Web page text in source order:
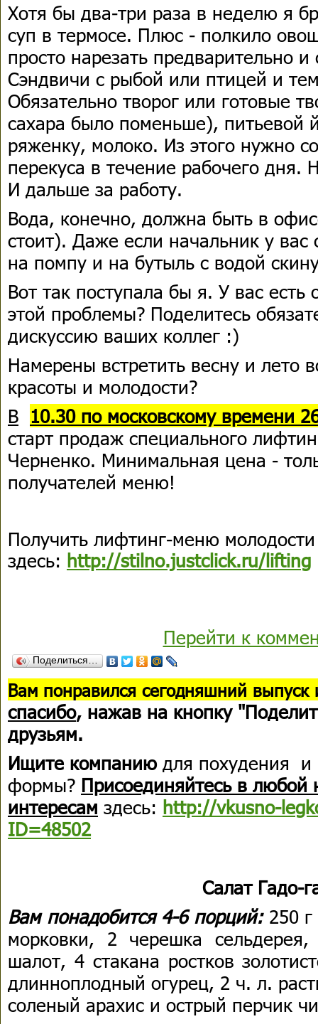
Хотя бы два-три раза в неделю я
суп в термосе. Плюс - полкило
просто нарезать предварительно
Сэндвичи с рыбой или птицей и
Обязательно творог или готовые
сахара было поменьше), питьевой
ряженку, молоко. Из этого нужно
перекуса в течение рабочего
И дальше за работу.
Вода, конечно, должна быть в
стоит). Даже если начальник у
на помпу и на бутыль с водой
Вот так поступала бы я. У вас
этой проблемы? Поделитесь
дискуссию ваших коллег :)
Намерены встретить весну и лето
красоты и молодости?
В 10.30 по московскому времени
старт продаж специального
Черненко. Минимальная цена -
получателей меню!
Получить лифтинг-меню молодости
здесь: http://stilno.justclick.ru/lifting
Перейти к
Поделиться…
Вам понравился сегодняшний выпуск
спасибо, нажав на кнопку
друзьям.
Ищите компаниюдля похудения и
формы? Присоединяйтесь в
интересам здесь: http://vkusno-
ID=48502
Салат Гадо-
Вам понадобится 4-6 порций: 250
морковки, 2 черешка
шалот, 4 стакана ростков
длинноплодный огурец, 2 ч. л.
соленый арахис и острый перчик